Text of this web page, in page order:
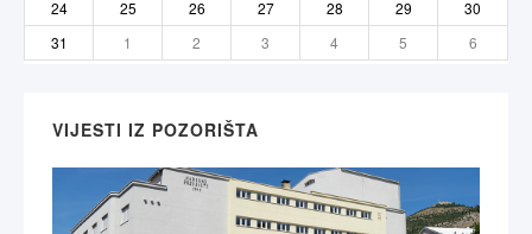
24
25 26 27 28 29
30
31
1 2 3 4 5 6
VIJESTI IZ POZORIŠTA